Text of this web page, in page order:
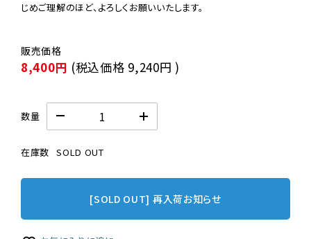
じめご理解のほど、よろしくお願いいたします。
8,400円 (税込価格 9,240円 )
数量
在庫数 SOLD OUT
[SOLD OUT] 再入荷お知らせ